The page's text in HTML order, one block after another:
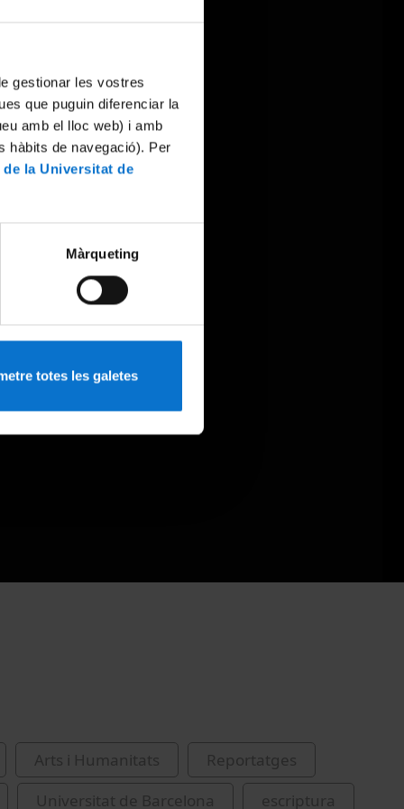
gestionar les vostres
que puguin diferenciar la
amb el lloc web) i amb
hàbits de navegació). Per
la Universitat de
Màrqueting
totes les galetes
Arts i Humanitats
Reportatges
Universitat de Barcelona
escriptura